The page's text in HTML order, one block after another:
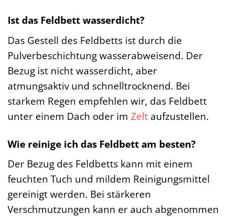
Ist das Feldbett wasserdicht?
Das Gestell des Feldbetts ist durch die
Pulverbeschichtung wasserabweisend. Der
Bezug ist nicht wasserdicht, aber
atmungsaktiv und schnelltrocknend. Bei
starkem Regen empfehlen wir, das Feldbett
unter einem Dach oder im Zelt aufzustellen.
Wie reinige ich das Feldbett am besten?
Der Bezug des Feldbetts kann mit einem
feuchten Tuch und mildem Reinigungsmittel
gereinigt werden. Bei stärkeren
Verschmutzungen kann er auch abgenommen